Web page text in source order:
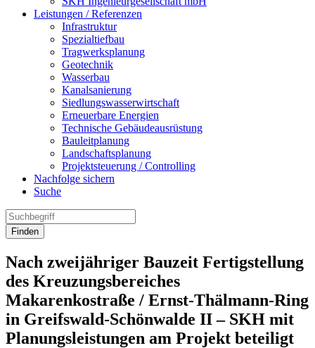
Leistungen / Referenzen
Infrastruktur
Spezialtiefbau
Tragwerksplanung
Geotechnik
Wasserbau
Kanalsanierung
Siedlungswasserwirtschaft
Erneuerbare Energien
Technische Gebäudeausrüstung
Bauleitplanung
Landschaftsplanung
Projektsteuerung / Controlling
Nachfolge sichern
Suche
Finden
Nach zweijähriger Bauzeit Fertigstellung
des Kreuzungsbereiches
Makarenkostraße / Ernst-Thälmann-Ring
in Greifswald-Schönwalde II – SKH mit
Planungsleistungen am Projekt beteiligt